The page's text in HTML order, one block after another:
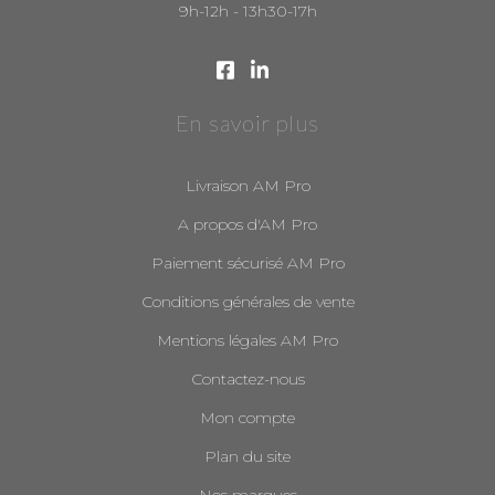
9h-12h - 13h30-17h
En savoir plus
Livraison AM Pro
A propos d'AM Pro
Paiement sécurisé AM Pro
Conditions générales de vente
Mentions légales AM Pro
Contactez-nous
Mon compte
Plan du site